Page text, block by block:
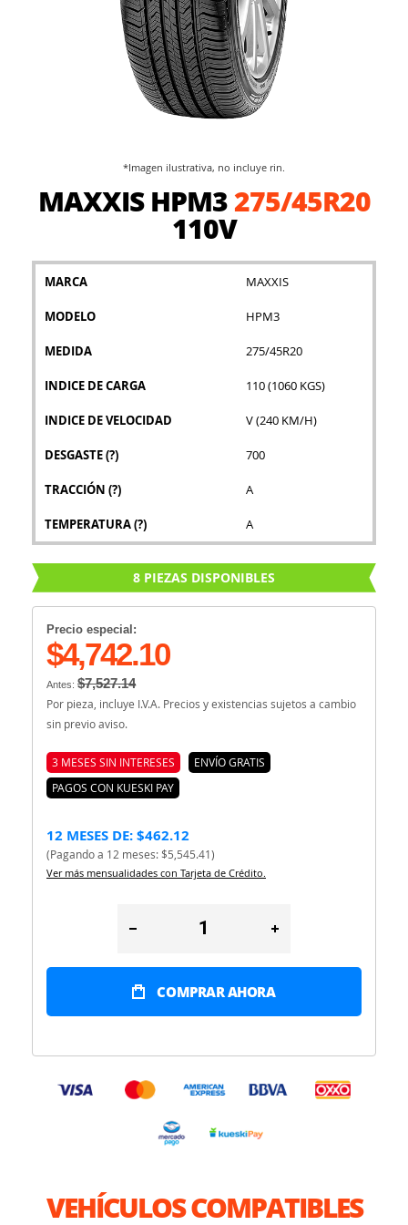
MAXXIS HPM3275/45R20
110V
MARCA MAXXIS
MODELO HPM3
MEDIDA 275/45R20
INDICE DE CARGA 110 (1060 KGS)
INDICE DE VELOCIDAD V (240 KM/H)
DESGASTE(?) 700
TRACCIÓN (?) A
TEMPERATURA(?) A
8 PIEZAS DISPONIBLES
Precio especial:
$4,742.10
Antes: $7,527.14
Por pieza, incluye I.V.A. Precios y existencias sujetos a cambio
sin previo aviso.
3 MESES SIN INTERESES
ENVÍO GRATIS
PAGOS CON KUESKI PAY
12 MESES DE: $462.12
(Pagando a 12 meses: $5,545.41)
Ver más mensualidades con Tarjeta de Crédito.
COMPRAR AHORA
*Imagen ilustrativa, no incluye rin.
galería
imágenes
VEHÍCULOS COMPATIBLES